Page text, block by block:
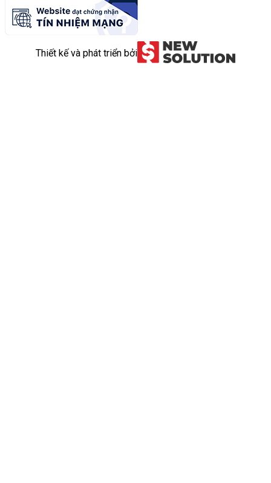
Thiết kế và phát triển bởi